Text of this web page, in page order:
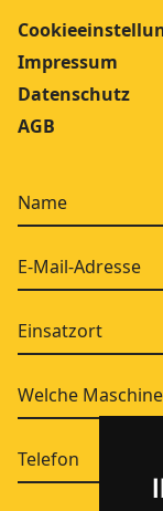
Impressum
Datenschutz
AGB